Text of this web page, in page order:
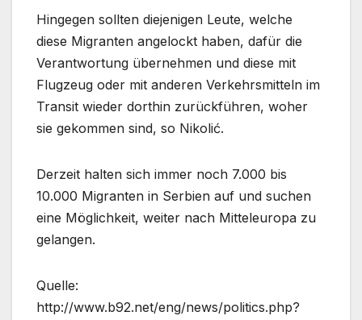
Hingegen sollten diejenigen Leute, welche
diese Migranten angelockt haben, dafür die
Verantwortung übernehmen und diese mit
Flugzeug oder mit anderen Verkehrsmitteln im
Transit wieder dorthin zurückführen, woher
sie gekommen sind, so Nikolić.
Derzeit halten sich immer noch 7.000 bis
10.000 Migranten in Serbien auf und suchen
eine Möglichkeit, weiter nach Mitteleuropa zu
gelangen.
Quelle:
http://www.b92.net/eng/news/politics.php?